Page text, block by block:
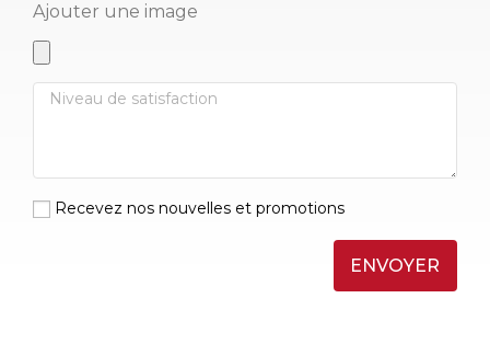
Ajouter une image
Recevez nos nouvelles et promotions
ENVOYER